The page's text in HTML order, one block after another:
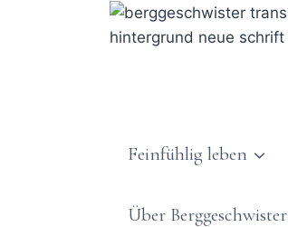
Feinfühlig leben
Über Berggeschwister